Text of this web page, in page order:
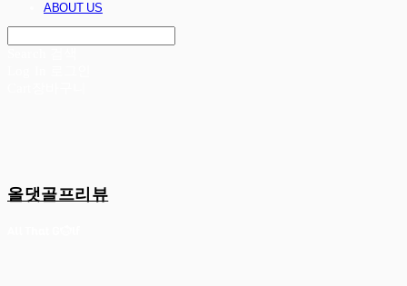
ABOUT US
올댓골프리뷰